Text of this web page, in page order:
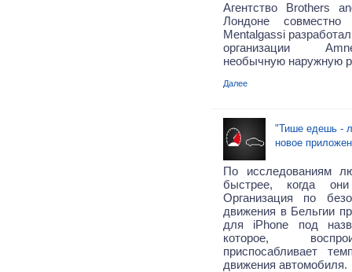
Агентство Brothers
Лондоне совместно
Mentalgassi
организации
необычную наружную
Далее
"Тише едешь -
новое
По исследованиям
быстрее, когда
Организация по
движения в Бельгии
для iPhone под
которое,
приспосабливает
движения автомобиля.